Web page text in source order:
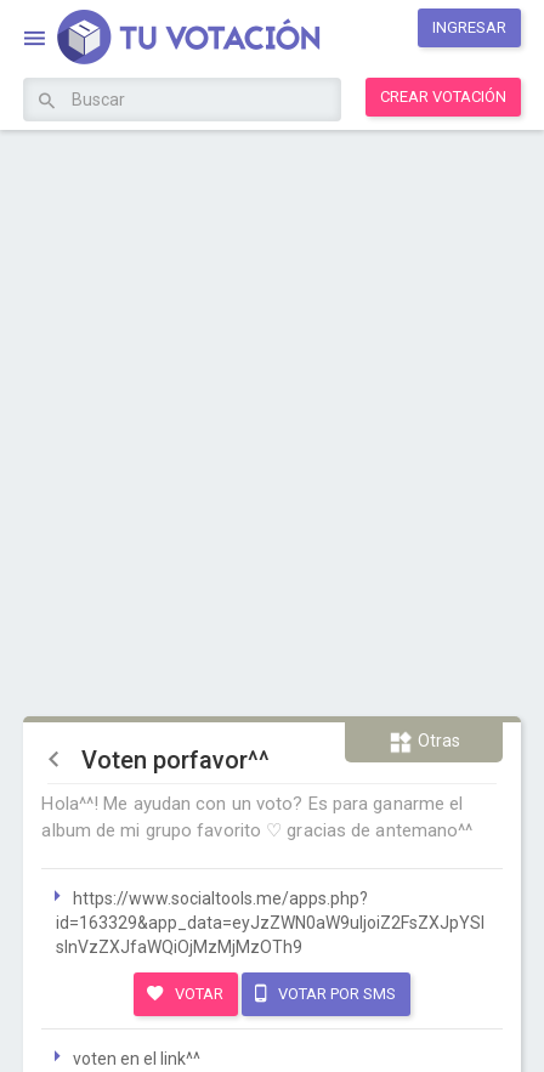
INGRESAR
CREAR VOTACIÓN
Otras
Voten porfavor^^
Hola^^! Me ayudan con un voto? Es para ganarme el
album de mi grupo favorito ♡ gracias de antemano^^
https://www.socialtools.me/apps.php?
id=163329&app_data=eyJzZWN0aW9uIjoiZ2FsZXJpYSI
sInVzZXJfaWQiOjMzMjMzOTh9
VOTAR VOTAR POR SMS
voten en el link^^